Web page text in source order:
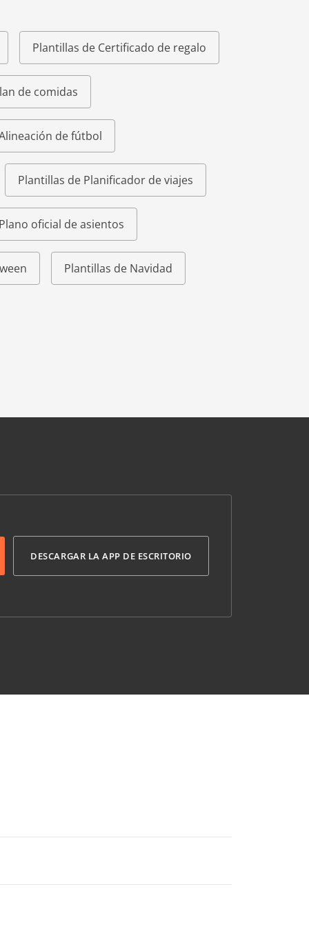
Plantillas de Certificado de regalo
de comidas
de fútbol
Plantillas de Planificador de viajes
oficial de asientos
Plantillas de Navidad
DESCARGAR LA APP DE ESCRITORIO